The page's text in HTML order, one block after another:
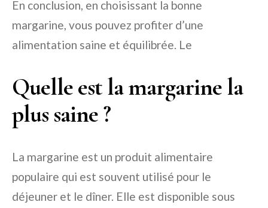
En conclusion, en choisissant la bonne
margarine, vous pouvez profiter d’une
alimentation saine et équilibrée. Le
Quelle est la margarine la
plus saine ?
La margarine est un produit alimentaire
populaire qui est souvent utilisé pour le
déjeuner et le dîner. Elle est disponible sous